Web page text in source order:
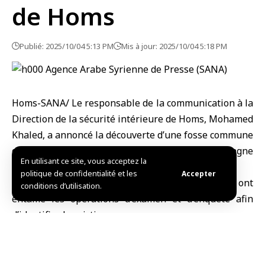
En utilisant ce site, vous acceptez la
politique de confidentialité et les
conditions d’utilisation.
Accepter
de Homs
Publié: 2025/10/04 5:13 PM Mis à jour: 2025/10/04 5:18 PM
Homs-SANA/ Le responsable de la communication à la
Direction de la sécurité intérieure de Homs, Mohamed
Khaled, a annoncé ladécouverte d’une fosse commune
dans la région de Talkalakh, située dans la campagne
ouest deHoms.
Khaled a confirmé que les autorités compétentes ont
entamé les opérations d’examen et d’enquête afin
d’identifier les victimes.